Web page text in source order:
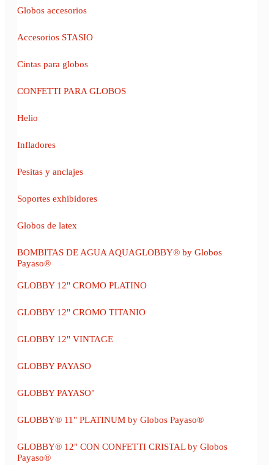
Globos accesorios
Accesorios STASIO
Cintas para globos
CONFETTI PARA GLOBOS
Helio
Infladores
Pesitas y anclajes
Soportes exhibidores
Globos de latex
BOMBITAS DE AGUA AQUAGLOBBY® by Globos
Payaso®
GLOBBY 12" CROMO PLATINO
GLOBBY 12" CROMO TITANIO
GLOBBY 12" VINTAGE
GLOBBY PAYASO
GLOBBY PAYASO"
GLOBBY® 11" PLATINUM by Globos Payaso®
GLOBBY® 12" CON CONFETTI CRISTAL by Globos
Payaso®